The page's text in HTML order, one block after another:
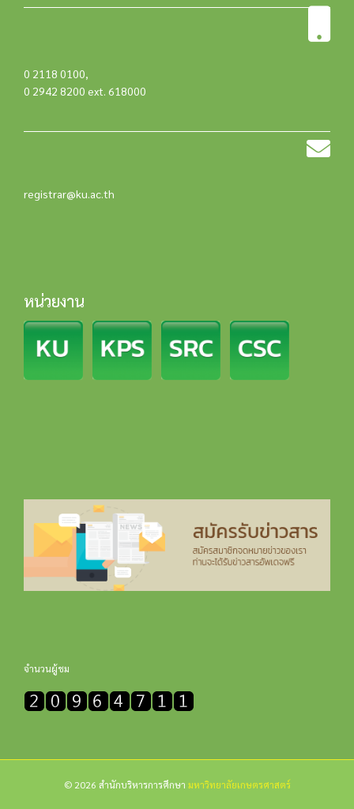
0 2118 0100,
0 2942 8200 ext. 618000
registrar@ku.ac.th
หน่วยงาน
จำนวนผู้ชม
© 2026 สำนักบริหารการศึกษา มหาวิทยาลัยเกษตรศาสตร์